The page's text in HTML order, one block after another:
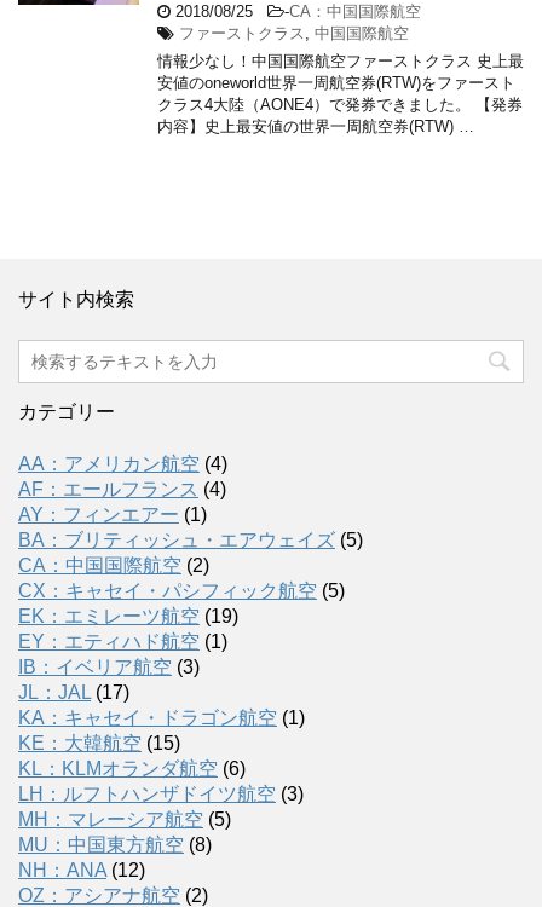
2018/08/25 -CA：中国国際航空
ファーストクラス
中国国際航空
情報少なし！中国国際航空ファーストクラス 史上最
安値のoneworld世界一周航空券(RTW)をファースト
クラス4大陸（AONE4）で発券できました。 【発券
内容】史上最安値の世界一周航空券(RTW) …
サイト内検索
カテゴリー
AA：アメリカン航空 (4)
AF：エールフランス (4)
AY：フィンエアー (1)
BA：ブリティッシュ・エアウェイズ (5)
CA：中国国際航空 (2)
CX：キャセイ・パシフィック航空 (5)
EK：エミレーツ航空 (19)
EY：エティハド航空 (1)
IB：イベリア航空 (3)
JL：JAL (17)
KA：キャセイ・ドラゴン航空 (1)
KE：大韓航空 (15)
KL：KLMオランダ航空 (6)
LH：ルフトハンザドイツ航空 (3)
MH：マレーシア航空 (5)
MU：中国東方航空 (8)
NH：ANA (12)
OZ：アシアナ航空 (2)